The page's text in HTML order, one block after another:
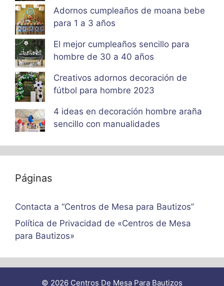
Adornos cumpleaños de moana bebe
para 1 a 3 años
El mejor cumpleaños sencillo para
hombre de 30 a 40 años
Creativos adornos decoración de
fútbol para hombre 2023
4 ideas en decoración hombre araña
sencillo con manualidades
Páginas
Contacta a “Centros de Mesa para Bautizos”
Política de Privacidad de «Centros de Mesa
para Bautizos»
© 2026 Centros De Mesa Para Bautizos